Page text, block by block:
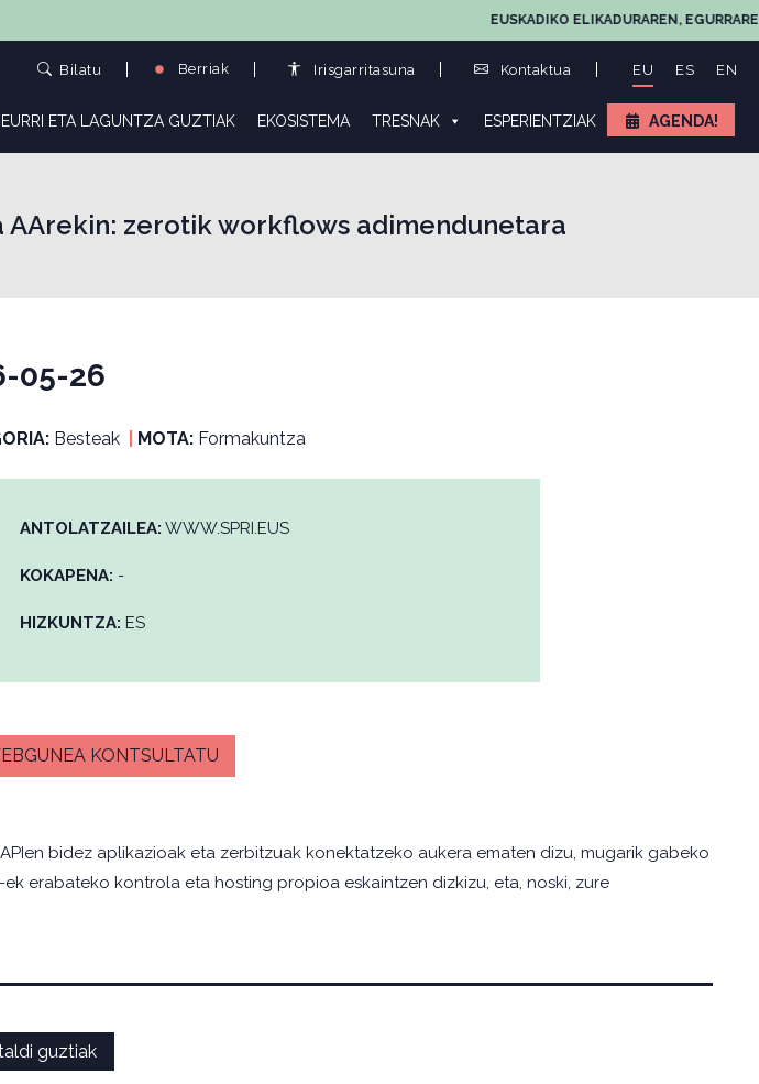
EUSKADIKO ELIKADURAREN, EGURRAREN
Bilatu Berriak Irisgarritasuna Kontaktua EU ES EN
ETA LAGUNTZA GUZTIAK EKOSISTEMA TRESNAK ESPERIENTZIAK AGENDA!
zerotik workflows adimendunetara
05-26
Besteak MOTA: Formakuntza
ANTOLATZAILEA: WWW.SPRI.EUS
KOKAPENA: -
HIZKUNTZA: ES
KONTSULTATU
bidez aplikazioak eta zerbitzuak konektatzeko aukera ematen dizu, mugarik gabeko
erabateko kontrola eta hosting propioa eskaintzen dizkizu, eta, noski, zure
guztiak